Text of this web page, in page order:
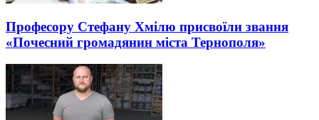
Професору Стефану Хмілю присвоїли звання
«Почесний громадянин міста Тернополя»